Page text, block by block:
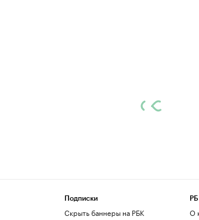
Подписки
Скрыть баннеры на РБК
О